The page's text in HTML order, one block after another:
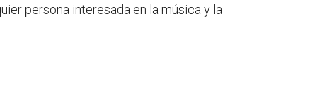
persona interesada en la música y la